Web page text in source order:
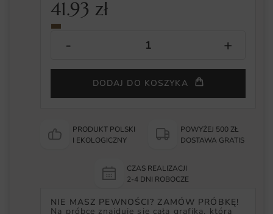
41.93zł
DODAJ DO KOSZYKA
PRODUKT POLSKI
I EKOLOGICZNY
POWYŻEJ 500 ZŁ
DOSTAWA GRATIS
CZAS REALIZACJI
2-4 DNI ROBOCZE
NIE MASZ PEWNOŚCI? ZAMÓW PRÓBKĘ!
Na próbce znajduje się cała grafika, która